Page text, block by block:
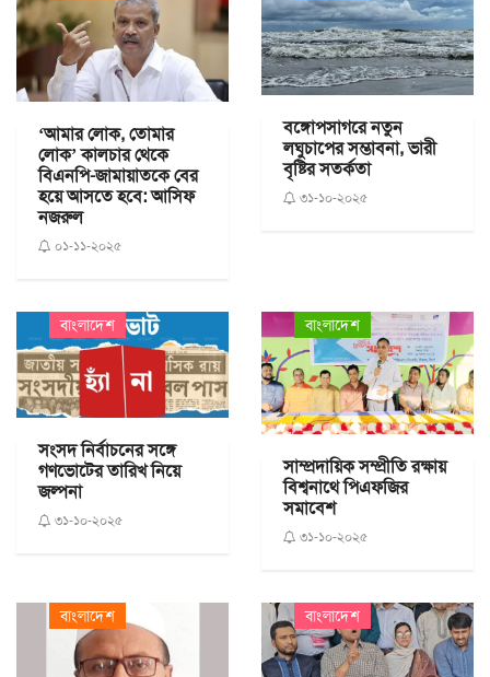
‘আমার লোক, তোমার
লোক’ কালচার থেকে
বিএনপি-জামায়াতকে বের
হয়ে আসতে হবে: আসিফ
নজরুল
০১-১১-২০২৫
বঙ্গোপসাগরে নতুন
লঘুচাপের সম্ভাবনা, ভারী
বৃষ্টির সতর্কতা
৩১-১০-২০২৫
বাংলাদেশ
সংসদ নির্বাচনের সঙ্গে
গণভোটের তারিখ নিয়ে
জল্পনা
৩১-১০-২০২৫
বাংলাদেশ
সাম্প্রদায়িক সম্প্রীতি রক্ষায়
বিশ্বনাথে পিএফজির
সমাবেশ
৩১-১০-২০২৫
বাংলাদেশ বাংলাদেশ